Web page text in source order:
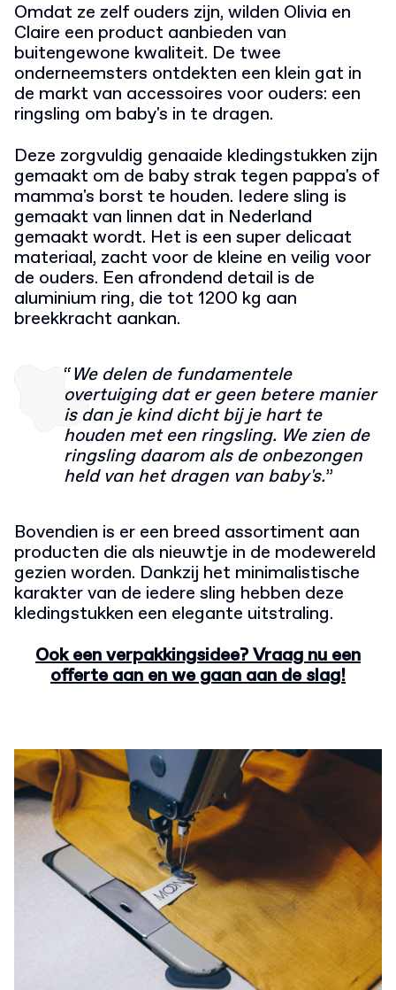
Omdat ze zelf ouders zijn, wilden Olivia en
Claire een product aanbieden van
buitengewone kwaliteit. De twee
onderneemsters ontdekten een klein gat in
de markt van accessoires voor ouders: een
ringsling om baby's in te dragen.
Deze zorgvuldig genaaide kledingstukken zijn
gemaakt om de baby strak tegen pappa's of
mamma's borst te houden. Iedere sling is
gemaakt van linnen dat in Nederland
gemaakt wordt. Het is een super delicaat
materiaal, zacht voor de kleine en veilig voor
de ouders. Een afrondend detail is de
aluminium ring, die tot 1200 kg aan
breekkracht aankan.
“We delen de fundamentele
overtuiging dat er geen betere manier
is dan je kind dicht bij je hart te
houden met een ringsling. We zien de
ringsling daarom als de onbezongen
held van het dragen van baby's.”
Bovendien is er een breed assortiment aan
producten die als nieuwtje in de modewereld
gezien worden. Dankzij het minimalistische
karakter van de iedere sling hebben deze
kledingstukken een elegante uitstraling.
Ook een verpakkingsidee? Vraag nu een
offerte aan en we gaan aan de slag!